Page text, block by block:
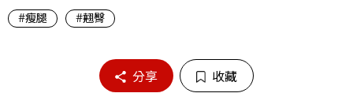
#瘦腿 #翹臀
分享 收藏